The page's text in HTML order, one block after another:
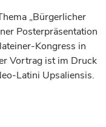
„Bürgerlicher
Posterpräsentation
Kongress in
Vortrag ist im Druck
Latini Upsaliensis.